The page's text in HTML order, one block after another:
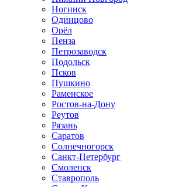
Ногинск
Одинцово
Орёл
Пенза
Петрозаводск
Подольск
Псков
Пушкино
Раменское
Ростов-на-Дону
Реутов
Рязань
Саратов
Солнечногорск
Санкт-Петербург
Смоленск
Ставрополь